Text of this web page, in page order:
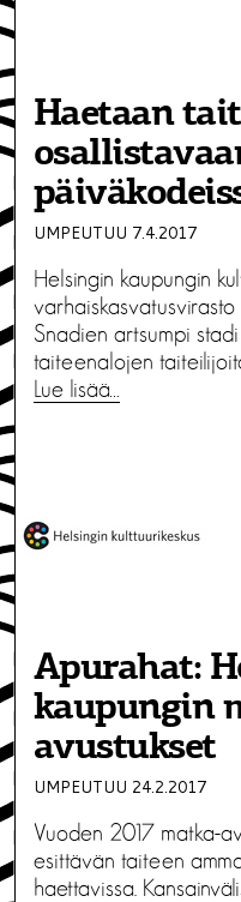
Haetaan
UMPEUTUU 7.4.2017
Helsingin kaupungin
Snadien artsumpi
taiteenalojen
Lue lisää…
Apurahat:
kaupungin
avustukset
UMPEUTUU 24.2.2017
Vuoden 2017 matka-
esittävän taiteen
haettavissa.